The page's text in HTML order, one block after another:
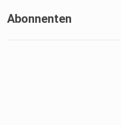
Abonnenten